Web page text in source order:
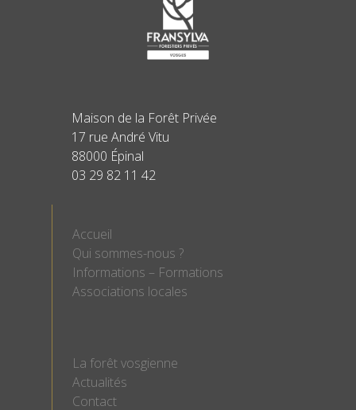
Maison de la Forêt Privée
17 rue André Vitu
88000 Épinal
03 29 82 11 42
Accueil
Qui sommes-nous ?
Informations – Formations
Associations locales
La forêt vosgienne
Actualités
Contact